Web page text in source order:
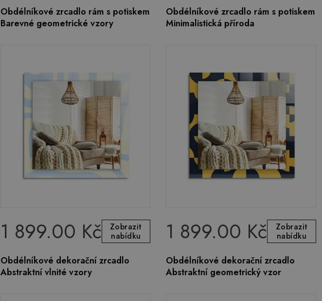
Obdélníkové zrcadlo rám s potiskem
Barevné geometrické vzory
Obdélníkové zrcadlo rám s potiskem
Minimalistická příroda
1 899.00 Kč
Zobrazit
nabídku
Obdélníkové dekorační zrcadlo
Abstraktní vlnité vzory
1 899.00 Kč
Zobrazit
nabídku
Obdélníkové dekorační zrcadlo
Abstraktní geometrický vzor